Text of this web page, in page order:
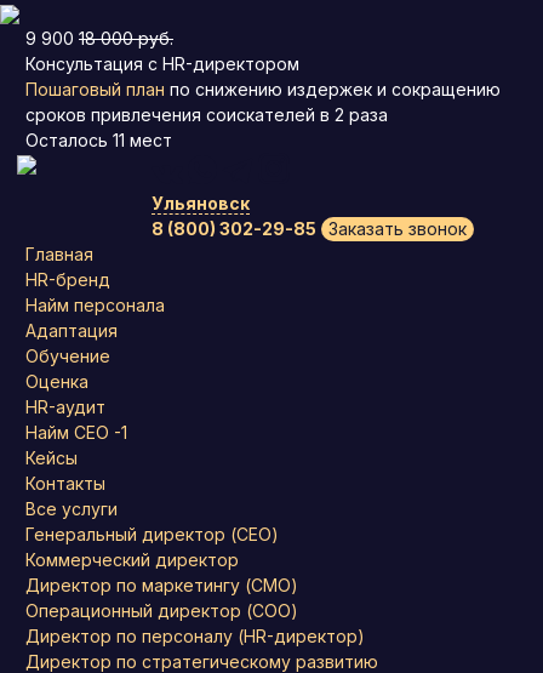
9 900 18 000 руб.
Консультация с HR-директором
Пошаговый план по снижению издержек и сокращению
сроков привлечения соискателей в 2 раза
Осталось 11 мест
Ульяновск
8 (800) 302-29-85
Заказать звонок
Главная
HR-бренд
Найм персонала
Адаптация
Обучение
Оценка
HR-аудит
Найм СЕО -1
Кейсы
Контакты
Все услуги
Генеральный директор (CEO)
Коммерческий директор
Директор по маркетингу (CMO)
Операционный директор (COO)
Директор по персоналу (HR-директор)
Директор по стратегическому развитию